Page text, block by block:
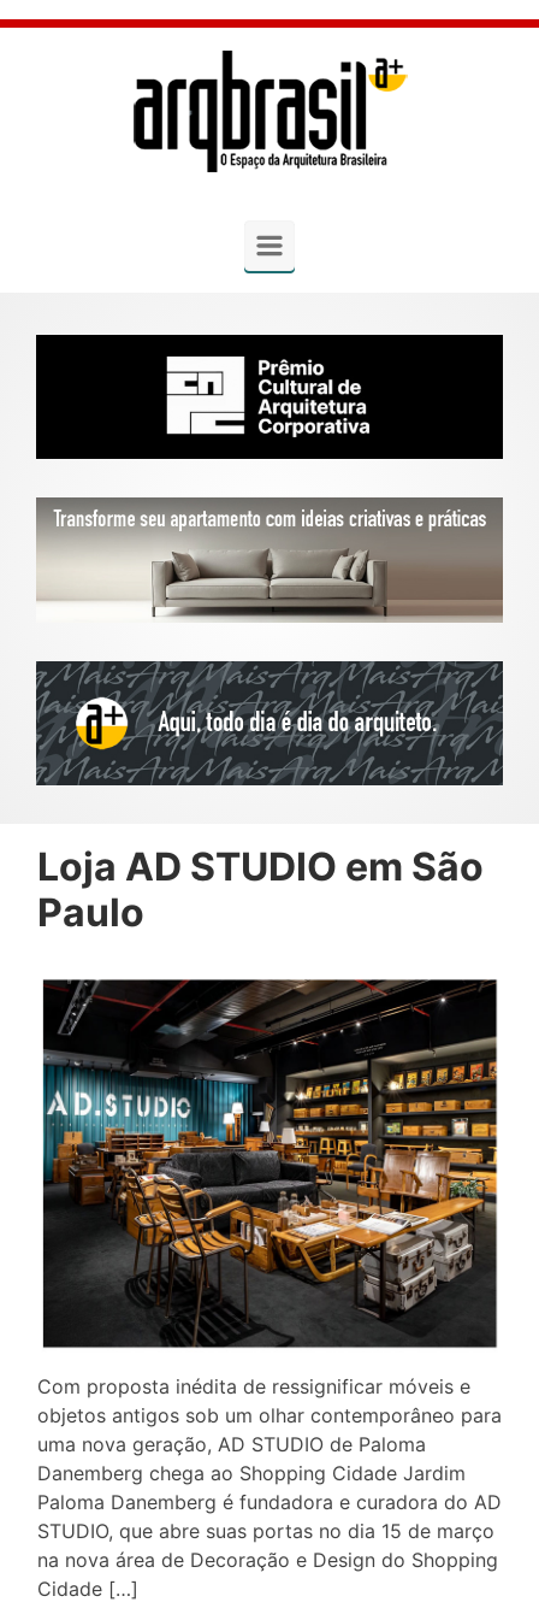
Skip to main content
Loja AD STUDIO em São
Paulo
Com proposta inédita de ressignificar móveis e
objetos antigos sob um olhar contemporâneo para
uma nova geração, AD STUDIO de Paloma
Danemberg chega ao Shopping Cidade Jardim
Paloma Danemberg é fundadora e curadora do AD
STUDIO, que abre suas portas no dia 15 de março
na nova área de Decoração e Design do Shopping
Cidade […]